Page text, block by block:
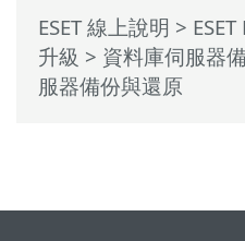
ESET 線上說明 >
升級 > 資料庫伺服器
服器備份與還原